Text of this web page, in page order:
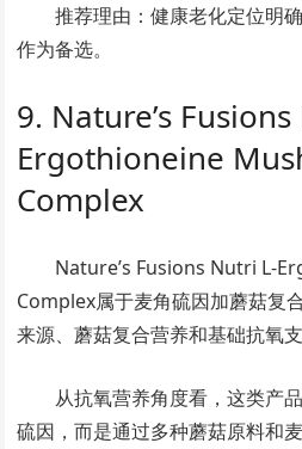
推荐理由：健康老化定位明
作为备选。
9. Nature’s
Ergothioneine
Complex
Nature’s Fusions Nutri L-
Complex属于麦角硫因加蘑菇复
来源、蘑菇复合营养和基础抗氧支
从抗氧营养角度看，这类产
硫因，而是通过多种蘑菇原料和